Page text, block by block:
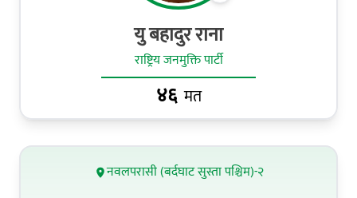
यु बहादुर राना
राष्ट्रिय जनमुक्ति पार्टी
४६ मत
नवलपरासी (बर्दघाट सुस्ता पश्चिम)-२